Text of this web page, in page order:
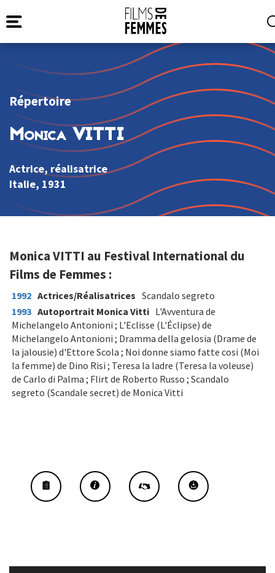
Répertoire
Monica VITTI
Actrice, réalisatrice
Italie, 1931
Monica VITTI au Festival International du
Films de Femmes :
1992 Actrices/Réalisatrices Scandalo segreto
1993 Autoportrait Monica Vitti L'Avventura de
Michelangelo Antonioni ; L'Eclisse (L'Éclipse) de
Michelangelo Antonioni ; Dramma della gelosia (Drame de
la jalousie) d'Ettore Scola ; Noi donne siamo fatte cosi (Moi
la femme) de Dino Risi ; Teresa la ladre (Teresa la voleuse)
de Carlo di Palma ; Flirt de Roberto Russo ; Scandalo
segreto (Scandale secret) de Monica Vitti